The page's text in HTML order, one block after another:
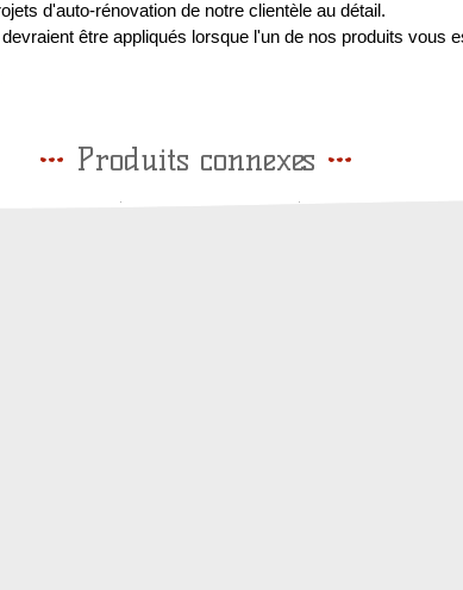
d'auto-rénovation de notre clientèle au détail.
être appliqués lorsque l'un de nos produits vous
Produits connexes